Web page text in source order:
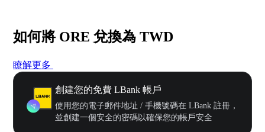
如何將 ORE 兌換為 TWD
瞭解更多
創建您的免費 LBank 帳戶
使用您的電子郵件地址 / 手機號碼在 LBank 註冊，
並創建一個安全的密碼以確保您的帳戶安全